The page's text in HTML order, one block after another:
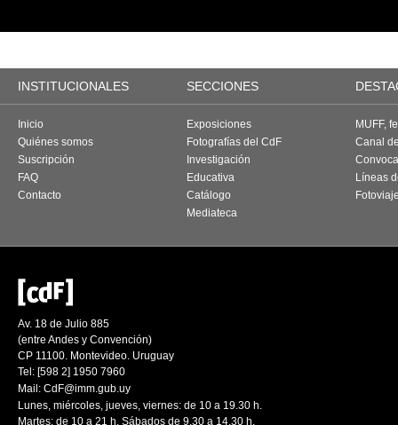
INSTITUCIONALES SECCIONES
Inicio
Quiénes somos
Suscripción
FAQ
Contacto
Exposiciones
Fotografías del CdF
Investigación
Educativa
Catálogo
Mediateca
MUFF,
Canal
Líneas
Av. 18 de Julio 885
(entre Andes y Convención)
CP 11100. Montevideo. Uruguay
Tel: [598 2] 1950 7960
Mail: CdF@imm.gub.uy
Lunes, miércoles, jueves, viernes: de 10 a 19.30 h.
Martes: de 10 a 21 h. Sábados de 9.30 a 14.30 h.